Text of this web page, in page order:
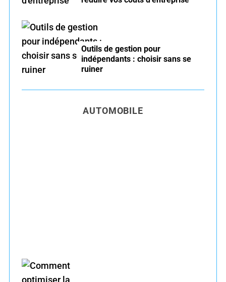
Outils de gestion pour
indépendants : choisir sans se
ruiner
AUTOMOBILE